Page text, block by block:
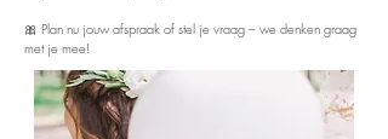
🎀 Plan nu jouw afspraak of stel je vraag – we denken graag
met je mee!